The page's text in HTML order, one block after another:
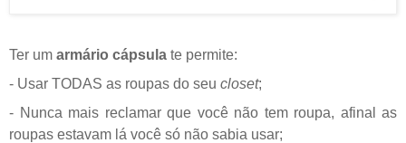
Ter um armário cápsula te permite:
- Usar TODAS as roupas do seu closet;
- Nunca mais reclamar que você não tem roupa, afinal as
roupas estavam lá você só não sabia usar;